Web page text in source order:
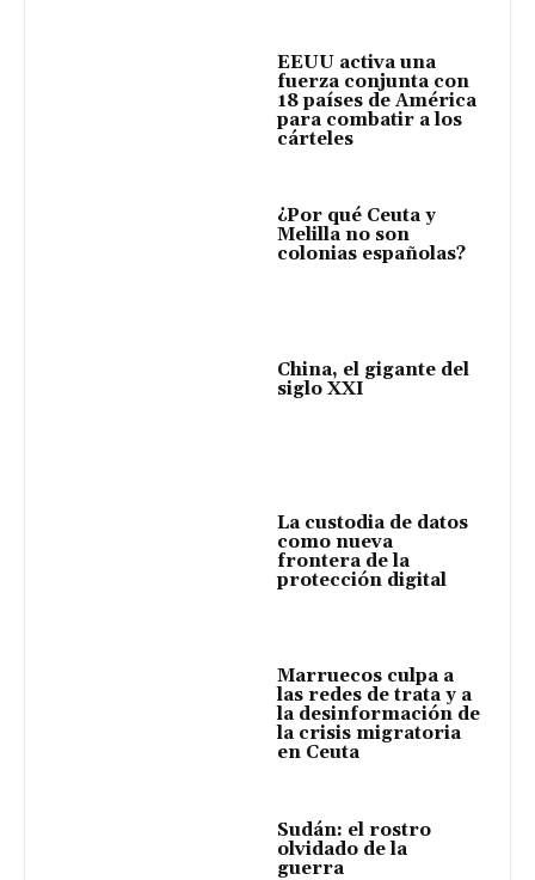
EEUU activa una
fuerza conjunta con
18 países de América
para combatir a los
cárteles
¿Por qué Ceuta y
Melilla no son
colonias españolas?
China, el gigante del
siglo XXI
La custodia de datos
como nueva
frontera de la
protección digital
Marruecos culpa a
las redes de trata y a
la desinformación de
la crisis migratoria
en Ceuta
Sudán: el rostro
olvidado de la
guerra